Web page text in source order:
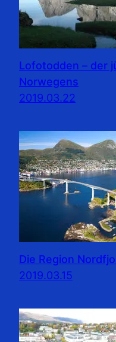
Lofotodden – der
Norwegens
2019.03.22
Die Region
2019.03.15